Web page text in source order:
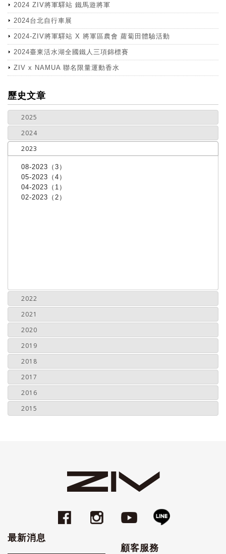
2024 ZIV將軍驛站 鐵馬遊將軍
2024台北自行車展
2024-ZIV將軍驛站 X 將軍區農會 蘿蔔田體驗活動
2024臺東活水湖全國鐵人三項錦標賽
ZIV x NAMUA 聯名限量運動香水
more
歷史文章
2025
2024
2023
08-2023（3）
05-2023（4）
04-2023（1）
02-2023（2）
2022
2021
2020
2019
2018
2017
2016
2015
最新消息
顧客服務